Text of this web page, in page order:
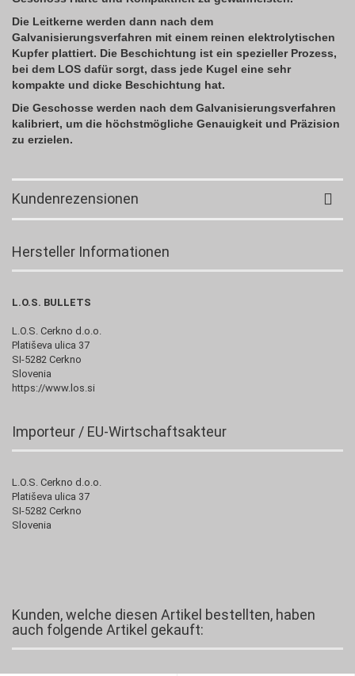
Die Leitkerne werden dann nach dem
Galvanisierungsverfahren mit einem reinen elektrolytischen
Kupfer plattiert. Die Beschichtung ist ein spezieller Prozess,
bei dem LOS dafür sorgt, dass jede Kugel eine sehr
kompakte und dicke Beschichtung hat.
Die Geschosse werden nach dem Galvanisierungsverfahren
kalibriert, um die höchstmögliche Genauigkeit und Präzision
zu erzielen.
Kundenrezensionen
Hersteller Informationen
L.O.S. BULLETS
L.O.S. Cerkno d.o.o.
Platiševa ulica 37
SI-5282 Cerkno
Slovenia
https://www.los.si
Importeur / EU-Wirtschaftsakteur
L.O.S. Cerkno d.o.o.
Platiševa ulica 37
SI-5282 Cerkno
Slovenia
Kunden, welche diesen Artikel bestellten, haben
auch folgende Artikel gekauft: